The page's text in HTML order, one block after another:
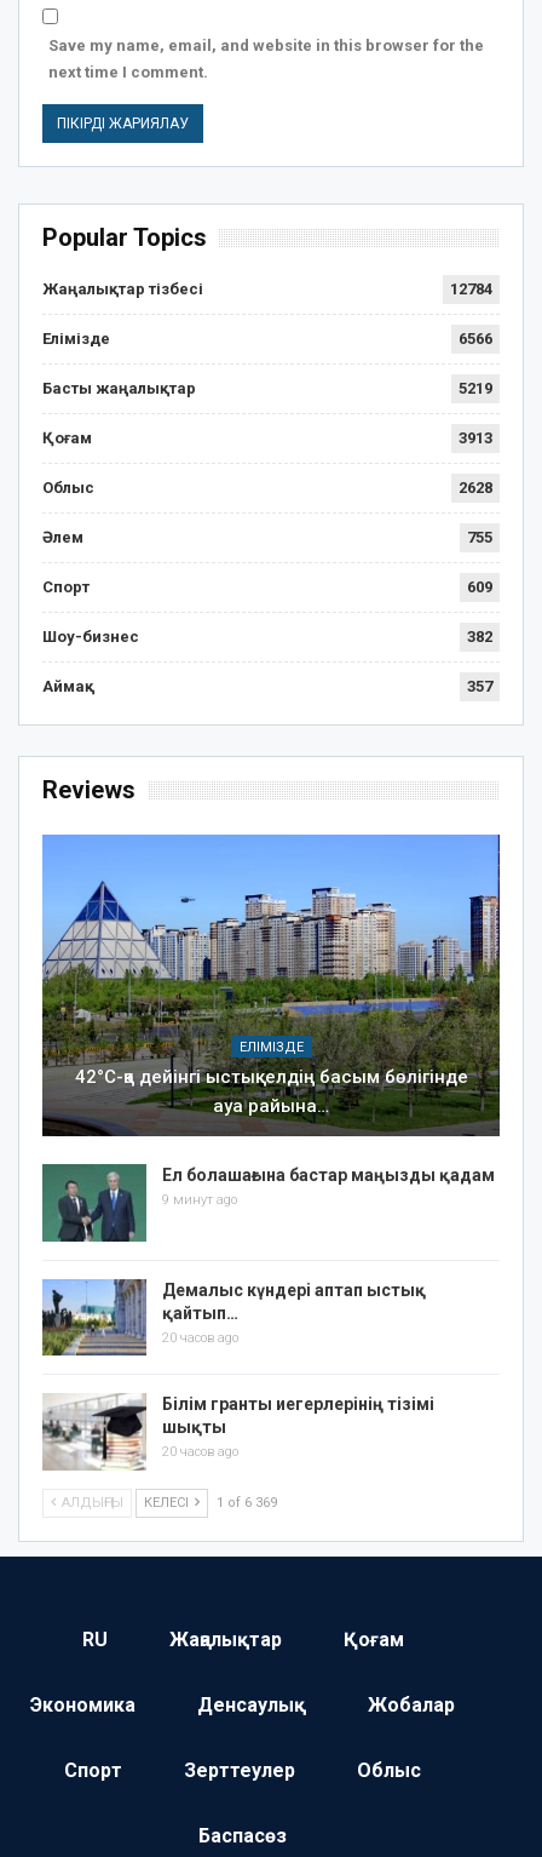
Save my name, email, and website in this browser for the
next time I comment.
Popular Topics
Жаңалықтар тізбесі 12784
Елімізде 6566
Басты жаңалықтар 5219
Қоғам 3913
Облыс 2628
Әлем 755
Спорт 609
Шоу-бизнес 382
Аймақ 357
Reviews
ЕЛІМІЗДЕ
42°C-қа дейінгі ыстық: елдің басым бөлігінде
ауа райына…
Ел болашағына бастар маңызды қадам
9 минут ago
Демалыс күндері аптап ыстық
қайтып…
20 часов ago
Білім гранты иегерлерінің тізімі
шықты
20 часов ago
АЛДЫҢҒЫ КЕЛЕСІ 1 of 6 369
RU Жаңалықтар Қоғам
Экономика Денсаулық Жобалар
Спорт Зерттеулер Облыс
Баспасөз